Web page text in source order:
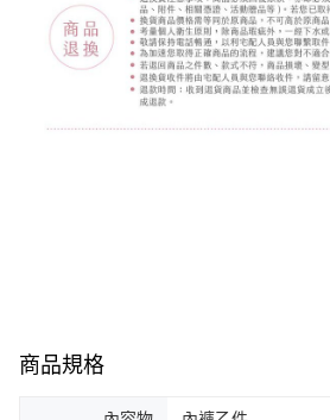
商品規格